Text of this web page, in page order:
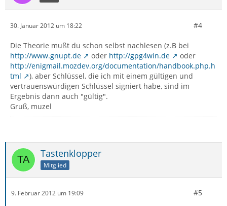
30. Januar 2012 um 18:22 #4
Die Theorie mußt du schon selbst nachlesen (z.B bei
http://www.gnupt.de
oder http://gpg4win.de
oder
http://enigmail.mozdev.org/documentation/handbook.php.h
tml
), aber Schlüssel, die ich mit einem gültigen und
vertrauenswürdigen Schlüssel signiert habe, sind im
Ergebnis dann auch "gültig".
Gruß, muzel
Tastenklopper
Mitglied
9. Februar 2012 um 19:09 #5